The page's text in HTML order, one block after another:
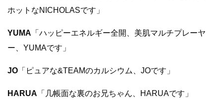
ホットなNICHOLASです」
YUMA 「ハッピーエネルギー全開、美肌マルチプレーヤ
ー、YUMAです」
JO 「ピュアな&TEAMのカルシウム、JOです」
HARUA 「几帳面な裏のお兄ちゃん、HARUAです」